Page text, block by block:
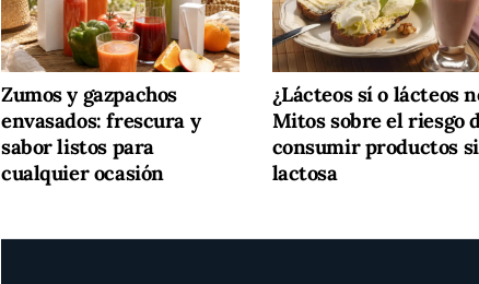
Zumos y gazpachos
envasados: frescura y
sabor listos para
cualquier ocasión
¿Lácteos sí o lácteos
Mitos sobre el riesgo
consumir productos
lactosa